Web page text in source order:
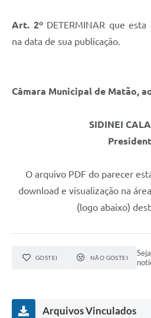
Art. 2º DETERMINAR que
na data de sua publicação.
Câmara Municipal de Matão,
SIDINEI
O arquivo PDF do parecer
download e visualização na
(logo abaixo)
GOSTEI NÃO GOSTEI
Arquivos Vinculados